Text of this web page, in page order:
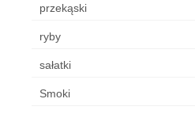
przekąski
ryby
sałatki
Smoki